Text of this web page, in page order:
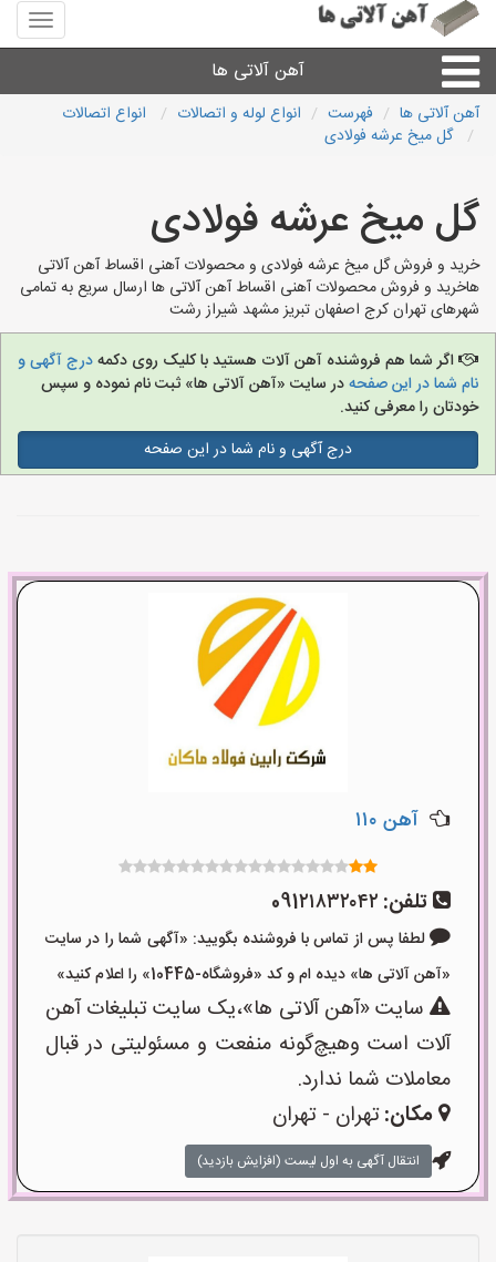
منوی
سایت
آلاتی
آهن آلاتی ها
ورق
لوله و اتصالات
سایر آهن آلات
آهن آلاتی ها فهرست انواع لوله و اتصالات
انواع اتصالات
گل میخ عرشه فولادی
گل میخ عرشه فولادی
خرید و فروش گل میخ عرشه فولادی و محصولات آهنی اقساط آهن آلاتی
هاخرید و فروش محصولات آهنی اقساط آهن آلاتی ها ارسال سریع به تمامی
شهرهای تهران کرج اصفهان تبریز مشهد شیراز رشت
اگر شما هم فروشنده آهن آلات هستید با کلیک روی دکمهدرج آگهی و
نام شما در این صفحهدر سایت «آهن آلاتی ها» ثبت نام نموده و سپس
خودتان را معرفی کنید.
درج آگهی و نام شما در این صفحه
آهن ۱۱۰
تلفن: 091۲۱۸۳۲۰۴۲
لطفا پس از تماس با فروشنده بگویید: «آگهی شما را در سایت
«آهن آلاتی ها» دیده ام و کد «فروشگاه-10445» را اعلام کنید»
سایت «آهن آلاتی ها»،یک سایت تبلیغات آهن
آلات است وهیچ‌گونه منفعت و مسئولیتی در قبال
معاملات شما ندارد.
مکان:تهران - تهران
انتقال آگهی به اول لیست (افزایش بازدید)